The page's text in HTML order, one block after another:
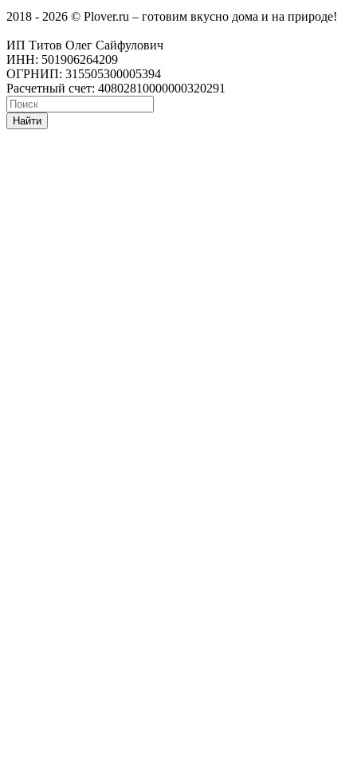
2018 - 2026 © Plover.ru – готовим вкусно дома и на природе!
ИП Титов Олег Сайфулович
ИНН: 501906264209
ОГРНИП: 315505300005394
Расчетный счет: 40802810000000320291
Найти